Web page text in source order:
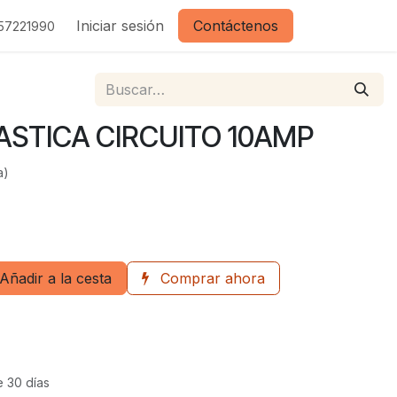
Iniciar sesión Contáctenos
CIRCUITO 10AMP
a la cesta Comprar ahora
30 días